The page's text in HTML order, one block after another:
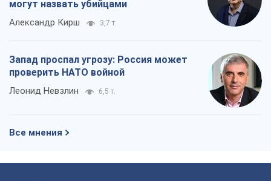
могут назвать убийцами
Александр Кирш 3,7 т.
Запад проспал угрозу: Россия может
проверить НАТО войной
Леонид Невзлин 6,5 т.
Все мнения